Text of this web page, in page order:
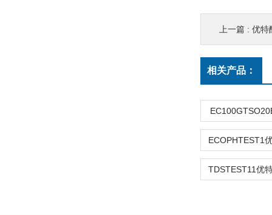
上一篇 : 优特
相关产品：